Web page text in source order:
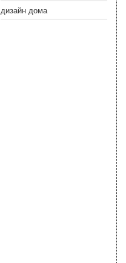
дизайн дома